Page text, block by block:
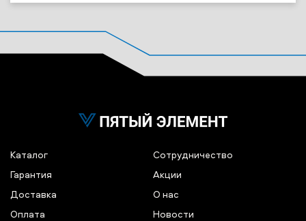
Каталог
Гарантия
Доставка
Оплата
Сотрудничество
Акции
О нас
Новости